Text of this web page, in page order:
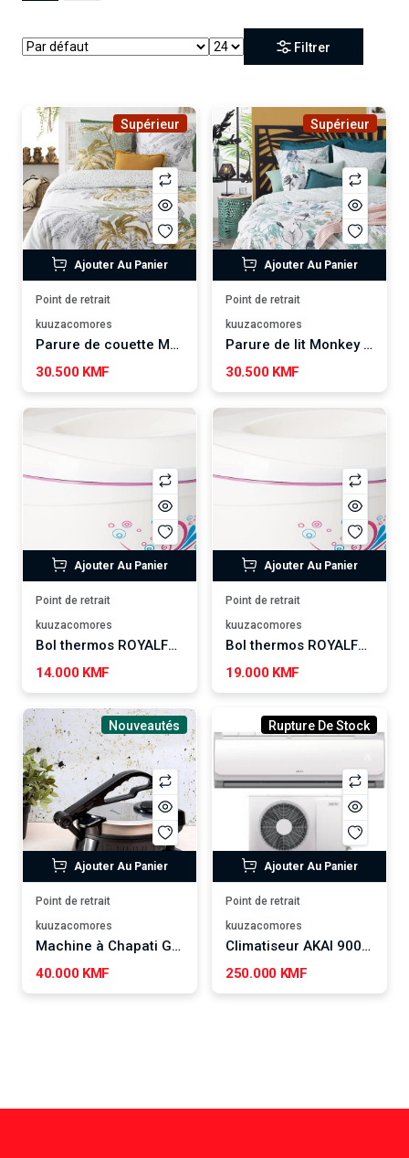
Filtrer
Supérieur
Ajouter Au Panier
Point de retrait
kuuzacomores
Parure de couette MONSTERA 240*220 cm
30.500 KMF
Supérieur
Ajouter Au Panier
Point de retrait
kuuzacomores
Parure de lit Monkey 240*220 cm
30.500 KMF
Ajouter Au Panier
Point de retrait
kuuzacomores
Bol thermos ROYALFORD 3500ML
14.000 KMF
Ajouter Au Panier
Point de retrait
kuuzacomores
Bol thermos ROYALFORD 5000ML
19.000 KMF
Nouveautés
Ajouter Au Panier
Point de retrait
kuuzacomores
Machine à Chapati Geepas
40.000 KMF
Rupture De Stock
Ajouter Au Panier
Point de retrait
kuuzacomores
Climatiseur AKAI 9000 BTU
250.000 KMF